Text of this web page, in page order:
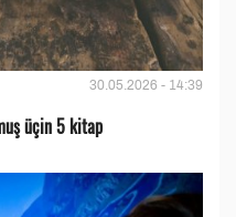
30.05.2026 - 14:39
üçin 5 kitap